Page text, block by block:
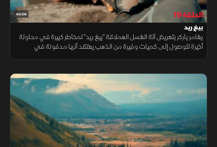
44:06 الحلقة 19
بيغ ريد
يغامر باركر بتعريض آلة الغسل العملاقة "بيغ ريد" لمخاطر كبيرة في محاولة
أخيرة للوصول إلى كميات وفيرة من الذهب يعتقد أنها مدفونة في